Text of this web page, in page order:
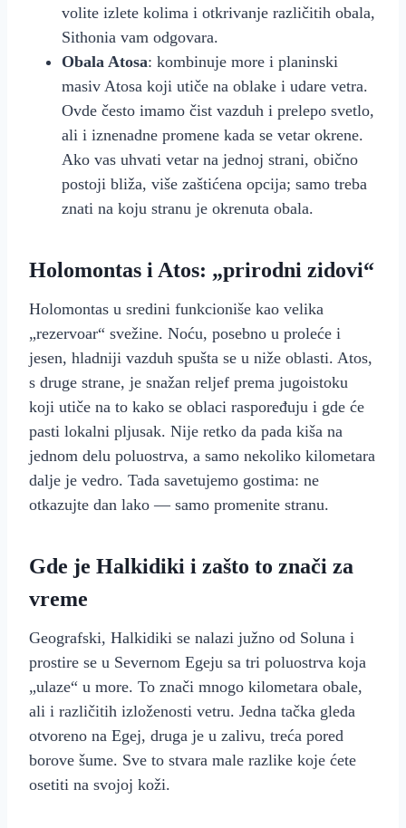
volite izlete kolima i otkrivanje različitih obala,
Sithonia vam odgovara.
Obala Atosa: kombinuje more i planinski
masiv Atosa koji utiče na oblake i udare vetra.
Ovde često imamo čist vazduh i prelepo svetlo,
ali i iznenadne promene kada se vetar okrene.
Ako vas uhvati vetar na jednoj strani, obično
postoji bliža, više zaštićena opcija; samo treba
znati na koju stranu je okrenuta obala.
Holomontas i Atos: „prirodni zidovi“
Holomontas u sredini funkcioniše kao velika
„rezervoar“ svežine. Noću, posebno u proleće i
jesen, hladniji vazduh spušta se u niže oblasti. Atos,
s druge strane, je snažan reljef prema jugoistoku
koji utiče na to kako se oblaci raspoređuju i gde će
pasti lokalni pljusak. Nije retko da pada kiša na
jednom delu poluostrva, a samo nekoliko kilometara
dalje je vedro. Tada savetujemo gostima: ne
otkazujte dan lako — samo promenite stranu.
Gde je Halkidiki i zašto to znači za
vreme
Geografski, Halkidiki se nalazi južno od Soluna i
prostire se u Severnom Egeju sa tri poluostrva koja
„ulaze“ u more. To znači mnogo kilometara obale,
ali i različitih izloženosti vetru. Jedna tačka gleda
otvoreno na Egej, druga je u zalivu, treća pored
borove šume. Sve to stvara male razlike koje ćete
osetiti na svojoj koži.